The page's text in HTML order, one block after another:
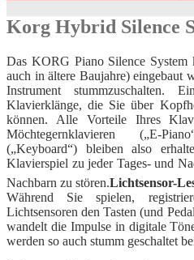
Korg Hybrid Silence
Das KORG Piano Silence
auch in ältere Baujahre) eingebaut
Instrument stummzuschalten.
Klavierklänge, die Sie über
können. Alle Vorteile Ihres
Möchtegernklavieren („E-
(„Keyboard“) bleiben also
Klavierspiel zu jeder Tages- und
Nachbarn zu stören.Lichtsensor-
Während Sie spielen,
Lichtsensoren den Tasten (und
wandelt die Impulse in digitale
werden so auch stumm geschaltet